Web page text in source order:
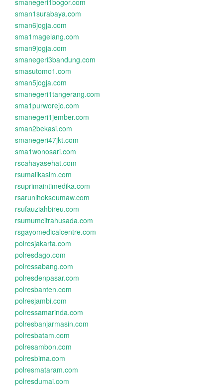
smanegeri1bogor.com
sman1surabaya.com
sman6jogja.com
sma1magelang.com
sman9jogja.com
smanegeri3bandung.com
smasutomo1.com
sman5jogja.com
smanegeri1tangerang.com
sma1purworejo.com
smanegeri1jember.com
sman2bekasi.com
smanegeri47jkt.com
sma1wonosari.com
rscahayasehat.com
rsumalikasim.com
rsuprimaintimedika.com
rsarunlhokseumaw.com
rsufauziahbireu.com
rsumumcitrahusada.com
rsgayomedicalcentre.com
polresjakarta.com
polresdago.com
polressabang.com
polresdenpasar.com
polresbanten.com
polresjambi.com
polressamarinda.com
polresbanjarmasin.com
polresbatam.com
polresambon.com
polresbima.com
polresmataram.com
polresdumai.com